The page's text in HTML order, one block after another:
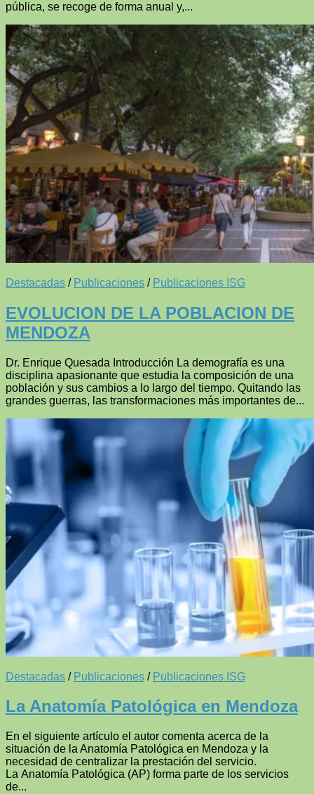
pública, se recoge de forma anual y,...
Destacadas / Publicaciones / Publicaciones ISG
EVOLUCION DE LA POBLACION DE
MENDOZA
Dr. Enrique Quesada Introducción La demografía es una
disciplina apasionante que estudia la composición de una
población y sus cambios a lo largo del tiempo. Quitando las
grandes guerras, las transformaciones más importantes de...
Destacadas / Publicaciones / Publicaciones ISG
La Anatomía Patológica en Mendoza
En el siguiente artículo el autor comenta acerca de la
situación de la Anatomía Patológica en Mendoza y la
necesidad de centralizar la prestación del servicio.
La Anatomía Patológica (AP) forma parte de los servicios
de...